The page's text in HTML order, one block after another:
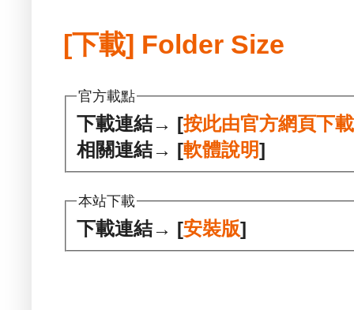
[下載] Folder Size
官方載點
下載連結→ [按此由官方網頁下載
相關連結→ [軟體說明]
本站下載
下載連結→ [安裝版]